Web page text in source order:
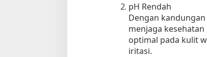
pH Rendah
Dengan
menjaga
optimal pada kulit
iritasi.